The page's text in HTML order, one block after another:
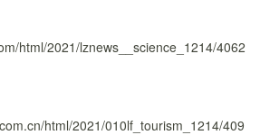
html/2021/lznews__science_1214/4062
html/2021/010lf_tourism_1214/409